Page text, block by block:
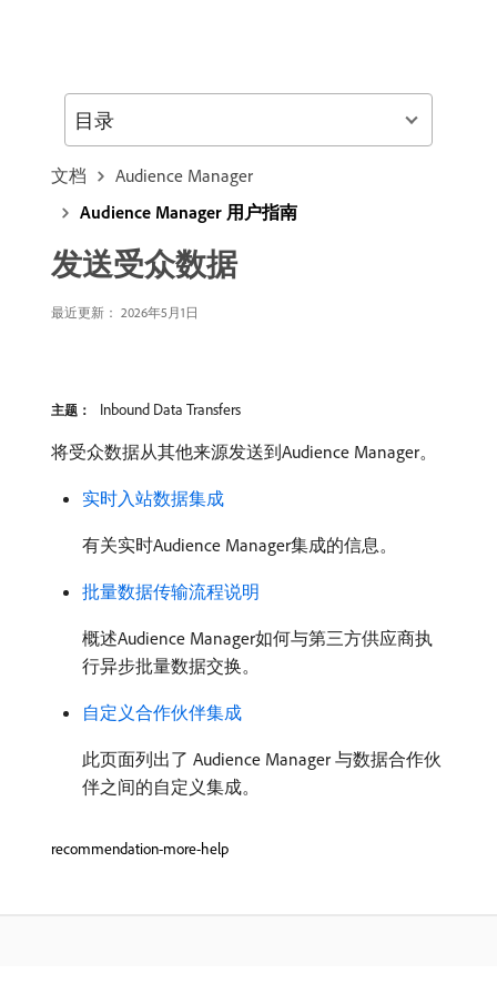
文档
Audience Manager
Audience Manager 用户指南
发送受众数据
最近更新： 2026年5月1日
主题： Inbound Data Transfers
将受众数据从其他来源发送到Audience Manager。
实时入站数据集成
有关实时Audience Manager集成的信息。
批量数据传输流程说明
概述Audience Manager如何与第三方供应商执
行异步批量数据交换。
自定义合作伙伴集成
此页面列出了 Audience Manager 与数据合作伙
伴之间的自定义集成。
recommendation-more-help
目录